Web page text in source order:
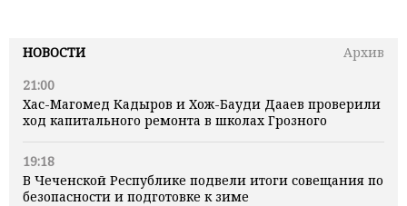
НОВОСТИ
Архив
21:00
Хас-Магомед Кадыров и Хож-Бауди Дааев проверили
ход капитального ремонта в школах Грозного
19:18
В Чеченской Республике подвели итоги совещания по
безопасности и подготовке к зиме